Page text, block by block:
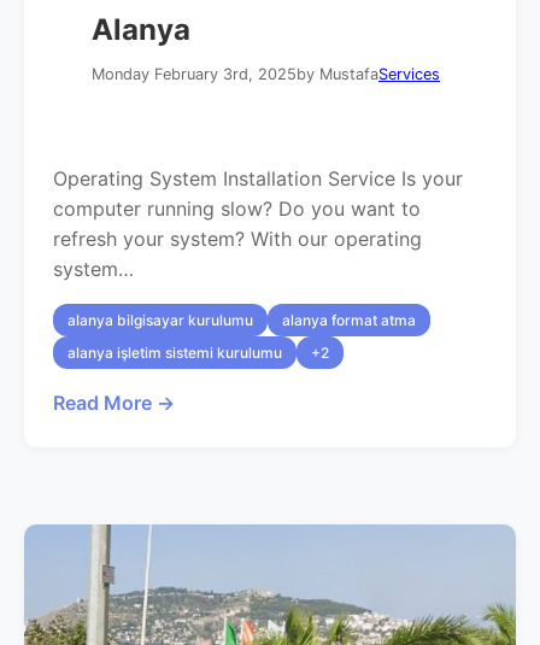
Alanya
Monday February 3rd, 2025by MustafaServices
Operating System Installation Service Is your
computer running slow? Do you want to
refresh your system? With our operating
system…
alanya bilgisayar kurulumu
alanya format atma
alanya işletim sistemi kurulumu
+2
Read More →